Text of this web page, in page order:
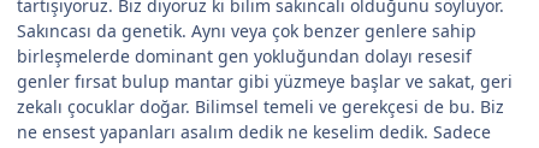
tartışıyoruz. Biz diyoruz ki bilim sakıncalı olduğunu söylüyor.
Sakıncası da genetik. Aynı veya çok benzer genlere sahip
birleşmelerde dominant gen yokluğundan dolayı resesif
genler fırsat bulup mantar gibi yüzmeye başlar ve sakat, geri
zekalı çocuklar doğar. Bilimsel temeli ve gerekçesi de bu. Biz
ne ensest yapanları asalım dedik ne keselim dedik. Sadece